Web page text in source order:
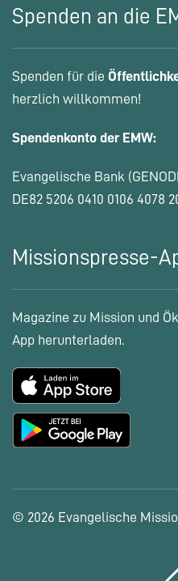
Spenden an die
Spenden für die
herzlich willkommen!
Spendenkonto der EMW:
Evangelische Bank
DE82 5206 0410 0106 4078
Missionspresse-
Magazine zu Mission und
App herunterladen.
© 2026 Evangelische